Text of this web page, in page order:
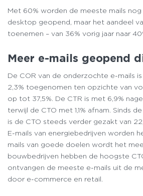
Met 60% worden de meeste mails
desktop geopend, maar het aandeel
toenemen – van 36% vorig jaar naar
Meer e-mails geopend
De COR van de onderzochte e-mails
2,3% toegenomen ten opzichte van
op tot 37,5%. De CTR is met 6,9%
terwijl de CTO met 1,1% afnam. Sinds
is de CTO steeds verder gezakt van
E-mails van energiebedrijven worden
mails van goede doelen wordt het
bouwbedrijven hebben de hoogste
ontvangen de meeste e-mails uit de
door e-commerce en retail.